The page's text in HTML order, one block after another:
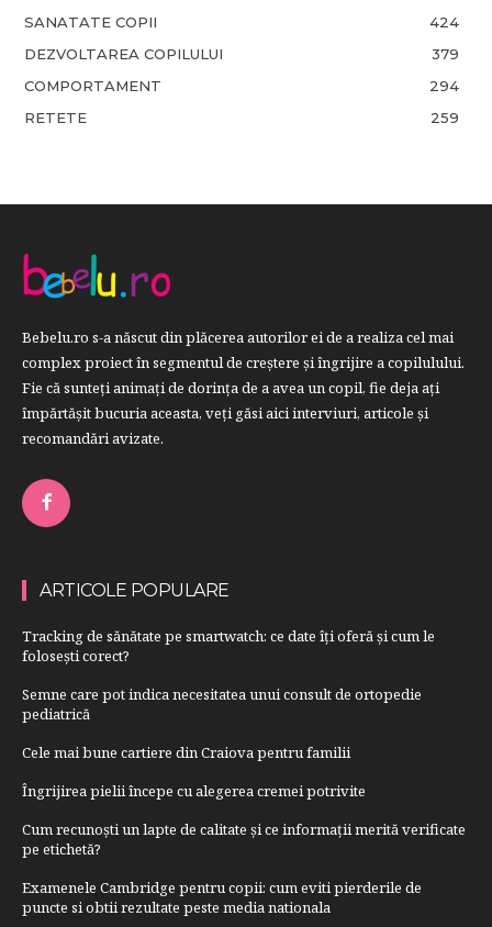
SANATATE COPII
424
DEZVOLTAREA COPILULUI
379
COMPORTAMENT
294
RETETE
259
Bebelu.ro s-a născut din plăcerea autorilor ei de a realiza cel mai
complex proiect în segmentul de creştere şi îngrijire a copilulului.
Fie că sunteţi animaţi de dorinţa de a avea un copil, fie deja aţi
împărtăşit bucuria aceasta, veți găsi aici interviuri, articole şi
recomandări avizate.
ARTICOLE POPULARE
Tracking de sănătate pe smartwatch: ce date îți oferă și cum le
folosești corect?
Semne care pot indica necesitatea unui consult de ortopedie
pediatrică
Cele mai bune cartiere din Craiova pentru familii
Îngrijirea pielii începe cu alegerea cremei potrivite
Cum recunoști un lapte de calitate și ce informații merită verificate
pe etichetă?
Examenele Cambridge pentru copii: cum eviti pierderile de
puncte si obtii rezultate peste media nationala